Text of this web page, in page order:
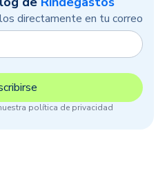
directamente en tu correo
política de privacidad